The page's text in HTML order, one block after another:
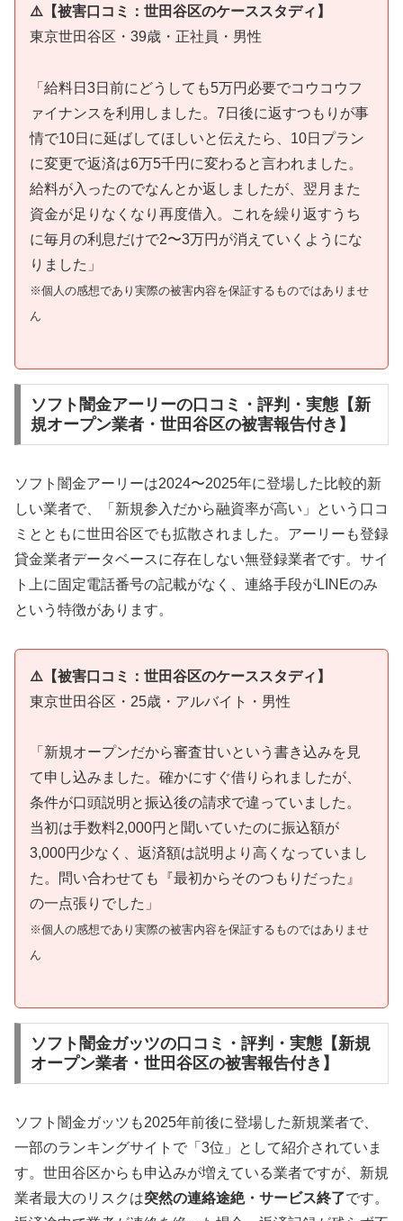
⚠️【被害口コミ：世田谷区のケーススタディ】
東京世田谷区・39歳・正社員・男性
「給料日3日前にどうしても5万円必要でコウコウフ
ァイナンスを利用しました。7日後に返すつもりが事
情で10日に延ばしてほしいと伝えたら、10日プラン
に変更で返済は6万5千円に変わると言われました。
給料が入ったのでなんとか返しましたが、翌月また
資金が足りなくなり再度借入。これを繰り返すうち
に毎月の利息だけで2〜3万円が消えていくようにな
りました」
※個人の感想であり実際の被害内容を保証するものではありませ
ん
ソフト闇金アーリーの口コミ・評判・実態【新
規オープン業者・世田谷区の被害報告付き】
ソフト闇金アーリーは2024〜2025年に登場した比較的新
しい業者で、「新規参入だから融資率が高い」という口コ
ミとともに世田谷区でも拡散されました。アーリーも登録
貸金業者データベースに存在しない無登録業者です。サイ
ト上に固定電話番号の記載がなく、連絡手段がLINEのみ
という特徴があります。
⚠️【被害口コミ：世田谷区のケーススタディ】
東京世田谷区・25歳・アルバイト・男性
「新規オープンだから審査甘いという書き込みを見
て申し込みました。確かにすぐ借りられましたが、
条件が口頭説明と振込後の請求で違っていました。
当初は手数料2,000円と聞いていたのに振込額が
3,000円少なく、返済額は説明より高くなっていまし
た。問い合わせても『最初からそのつもりだった』
の一点張りでした」
※個人の感想であり実際の被害内容を保証するものではありませ
ん
ソフト闇金ガッツの口コミ・評判・実態【新規
オープン業者・世田谷区の被害報告付き】
ソフト闇金ガッツも2025年前後に登場した新規業者で、
一部のランキングサイトで「3位」として紹介されていま
す。世田谷区からも申込みが増えている業者ですが、新規
業者最大のリスクは突然の連絡途絶・サービス終了です。